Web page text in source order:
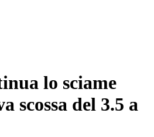
lo sciame
scossa del 3.5 a